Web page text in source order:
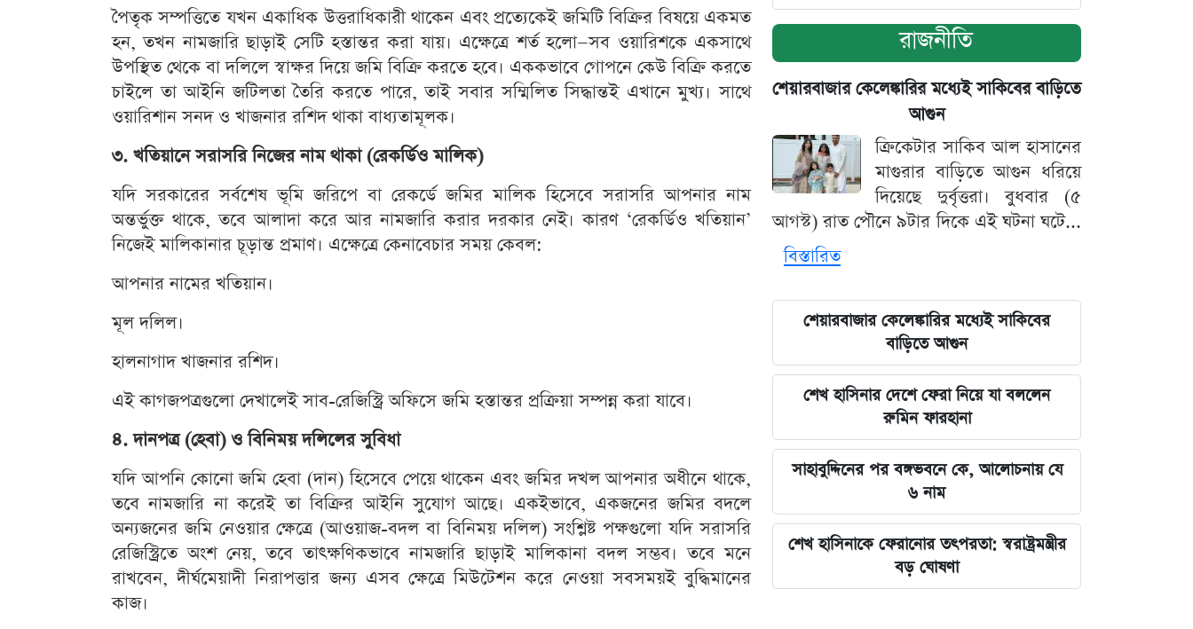
পৈতৃক সম্পত্তিতে যখন একাধিক উত্তরাধিকারী থাকেন এবং প্রত্যেকেই জমিটি বিক্রির বিষয়ে একমত
হন, তখন নামজারি ছাড়াই সেটি হস্তান্তর করা যায়। এক্ষেত্রে শর্ত হলো—সব ওয়ারিশকে একসাথে
উপস্থিত থেকে বা দলিলে স্বাক্ষর দিয়ে জমি বিক্রি করতে হবে। এককভাবে গোপনে কেউ বিক্রি করতে
চাইলে তা আইনি জটিলতা তৈরি করতে পারে, তাই সবার সম্মিলিত সিদ্ধান্তই এখানে মুখ্য। সাথে
ওয়ারিশান সনদ ও খাজনার রশিদ থাকা বাধ্যতামূলক।
৩. খতিয়ানে সরাসরি নিজের নাম থাকা (রেকর্ডিও মালিক)
যদি সরকারের সর্বশেষ ভূমি জরিপে বা রেকর্ডে জমির মালিক হিসেবে সরাসরি আপনার নাম
অন্তর্ভুক্ত থাকে, তবে আলাদা করে আর নামজারি করার দরকার নেই। কারণ ‘রেকর্ডিও খতিয়ান’
নিজেই মালিকানার চূড়ান্ত প্রমাণ। এক্ষেত্রে কেনাবেচার সময় কেবল:
আপনার নামের খতিয়ান।
মূল দলিল।
হালনাগাদ খাজনার রশিদ।
এই কাগজপত্রগুলো দেখালেই সাব-রেজিস্ট্রি অফিসে জমি হস্তান্তর প্রক্রিয়া সম্পন্ন করা যাবে।
৪. দানপত্র (হেবা) ও বিনিময় দলিলের সুবিধা
যদি আপনি কোনো জমি হেবা (দান) হিসেবে পেয়ে থাকেন এবং জমির দখল আপনার অধীনে থাকে,
তবে নামজারি না করেই তা বিক্রির আইনি সুযোগ আছে। একইভাবে, একজনের জমির বদলে
অন্যজনের জমি নেওয়ার ক্ষেত্রে (আওয়াজ-বদল বা বিনিময় দলিল) সংশ্লিষ্ট পক্ষগুলো যদি সরাসরি
রেজিস্ট্রিতে অংশ নেয়, তবে তাৎক্ষণিকভাবে নামজারি ছাড়াই মালিকানা বদল সম্ভব। তবে মনে
রাখবেন, দীর্ঘমেয়াদী নিরাপত্তার জন্য এসব ক্ষেত্রে মিউটেশন করে নেওয়া সবসময়ই বুদ্ধিমানের
কাজ।
রাজনীতি
শেয়ারবাজার কেলেঙ্কারির মধ্যেই সাকিবের বাড়িতে
আগুন
ক্রিকেটার সাকিব আল হাসানের
মাগুরার বাড়িতে আগুন ধরিয়ে
দিয়েছে দুর্বৃত্তরা। বুধবার (৫
আগস্ট) রাত পৌনে ৯টার দিকে এই ঘটনা ঘটে...
বিস্তারিত
শেয়ারবাজার কেলেঙ্কারির মধ্যেই সাকিবের
বাড়িতে আগুন
শেখ হাসিনার দেশে ফেরা নিয়ে যা বললেন
রুমিন ফারহানা
সাহাবুদ্দিনের পর বঙ্গভবনে কে, আলোচনায় যে
৬ নাম
শেখ হাসিনাকে ফেরানোর তৎপরতা: স্বরাষ্ট্রমন্ত্রীর
বড় ঘোষণা